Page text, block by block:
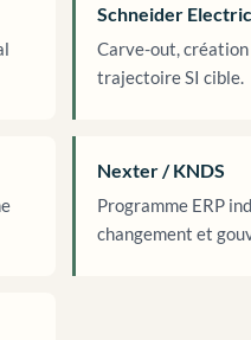
Schneider Electric
Carve-out, création
trajectoire SI cible.
Nexter / KNDS
Programme ERP
changement et